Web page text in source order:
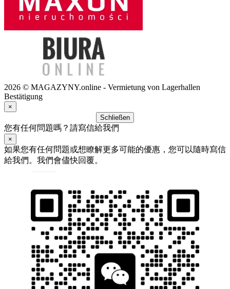
2026 © MAGAZYNY.online - Vermietung von Lagerhallen
Bestätigung
×
Schließen
您有任何問題嗎？請寫信給我們
×
如果您有任何問題或想瞭解更多可能的優惠，您可以隨時寫信
給我們。我們會儘快回覆。